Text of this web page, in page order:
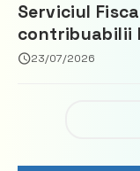
Serviciul
contribuabilii
privind
23/07/2026